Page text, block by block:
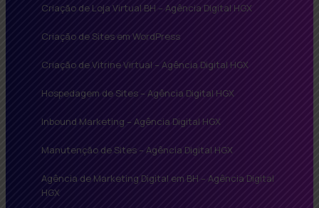
Criação de Loja Virtual BH – Agência Digital HGX
Criação de Sites em WordPress
Criação de Vitrine Virtual – Agência Digital HGX
Hospedagem de Sites – Agência Digital HGX
Inbound Marketing – Agência Digital HGX
Manutenção de Sites – Agência Digital HGX
Agência de Marketing Digital em BH – Agência Digital
HGX